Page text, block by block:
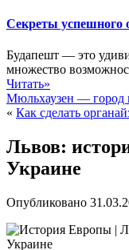
Секреты успешного
Будапешт — это
множество
Читать»
Мюльхаузен — город
« Как сделать
Львов:
Украине
Опубликовано